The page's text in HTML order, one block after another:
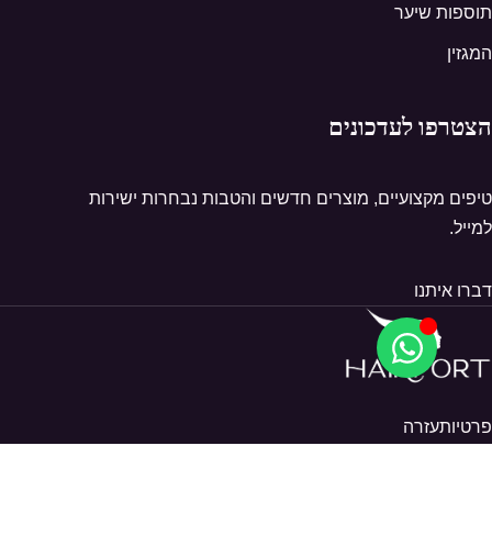
תוספות שיער
המגזין
הצטרפו לעדכונים
טיפים מקצועיים, מוצרים חדשים והטבות נבחרות ישירות
למייל.
דברו איתנו
פרטיותעזרה